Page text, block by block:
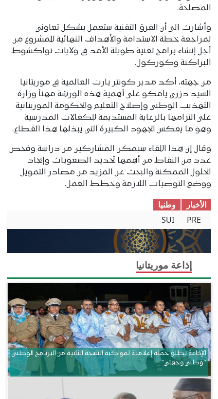
المصلحة.
وأشارت الى أن الفرق التقنية ستعمل بشكل تعاوني
لمراجعة خطة الاستدامة والأهداف النهائية للمشروع من
أجل إنشاء برامج تعنية طويلة الأمد في ولايات نواكشوط
البراكنة وكوركول.
من جهته، أكد مدير كونتر بارت العالمية في موريتانيا
السيد دزري يامكو على أهمية هذه الورشة مهنأ وزارة
التهذيب الوطني وإصلاح التعليم والحكومة الموريتانية
على التزامها بالرعاية المستديمة للكفالات المدرسية
وهو ما يعكس الجهود الكبيرة التي يبذلها هذا القطاع.
وقال إن هذا اللقاء سيمكن المشاركين من دراسة وفحص
عدد من النقاط من أهمها تحديد الصعوبات وإيجاد
الحلول الممكنة والبحث عن المزيد من مصادر التمويل
ووضع التوصيات اللازمة وخطط العمل.
الأخبار
وطنیا
PRE
SUI
إذاعة موريتانيا
الإذاعة تطلق حملة إعلامية لمواكبة النسخة الثانية من البرنامج الوطني
“وطني وجهتي”